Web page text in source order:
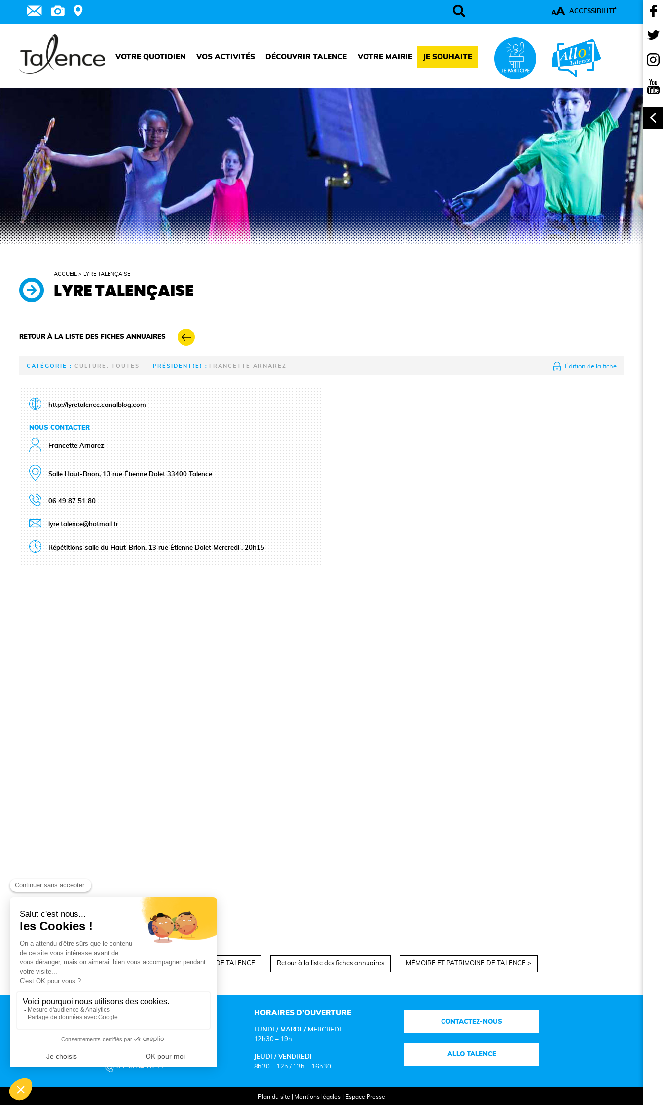
AA ACCESSIBILITÉ
VOTRE QUOTIDIEN VOS ACTIVITÉS DÉCOUVRIR TALENCE VOTRE MAIRIE JE SOUHAITE
ACCUEIL > LYRE TALENÇAISE
LYRE TALENÇAISE
RETOUR À LA LISTE DES FICHES ANNUAIRES
CATÉGORIE :CULTURE, TOUTES PRÉSIDENT(E) : FRANCETTE ARNAREZ Édition de la fiche
http://lyretalence.canalblog.com
NOUS CONTACTER
Francette Arnarez
Salle Haut-Brion, 13 rue Étienne Dolet 33400 Talence
06 49 87 51 80
lyre.talence@hotmail.fr
Répétitions salle du Haut-Brion. 13 rue Étienne Dolet Mercredi : 20h15
< Flamenco & DANSES DU MONDE TALENCE Retour à la liste des fiches annuaires MÉMOIRE ET PATRIMOINE DE TALENCE >
CONTACT
Rue du Professeur Arnozan
05 56 84 78 33
HORAIRES D’OUVERTURE
LUNDI / MARDI / MERCREDI
12h30 – 19h
JEUDI / VENDREDI
8h30 – 12h / 13h – 16h30
CONTACTEZ-NOUS
ALLO TALENCE
Plan du site Mentions légales Espace Presse